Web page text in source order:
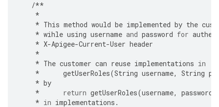
/**
*
* This method would be implemented by the
* wihle using username and password for
* X-Apigee-Current-User header
*
* The customer can reuse implementations in
*
getUserRoles(String username, String
* by
*
return getUserRoles(username, password
* in implementations .